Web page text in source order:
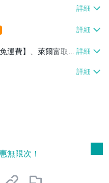
運費】、萊爾富取
無限次！